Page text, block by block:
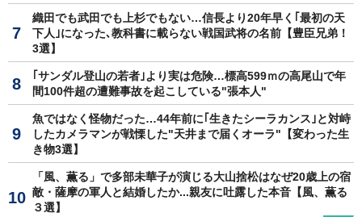
織田でも武田でも上杉でもない…信長より20年早く｢最初の天
下人｣になった､教科書に載らない戦国武将の名前【豊臣兄弟！
3選】
｢サンダル登山の若者｣より実は危険…標高599ｍの高尾山で年
間100件超の遭難事故を起こしている"張本人"
魚ではなく怪物だった…44年前に｢生きたシーラカンス｣と対峙
したカメラマンが戦慄した"天井まで届くオーラ"【変わった生
き物3選】
「風、薫る」で多部未華子が演じる大山捨松はなぜ20歳上の宿
敵・薩摩の軍人と結婚したか...親友に吐露した本音【風、薫る
３選】